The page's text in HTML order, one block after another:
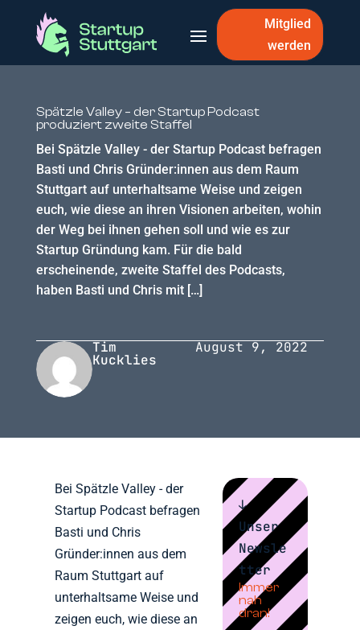
Mitglied
werden
Spätzle Valley – der Startup Podcast
produziert zweite Staffel
Bei Spätzle Valley - der Startup Podcast befragen
Basti und Chris Gründer:innen aus dem Raum
Stuttgart auf unterhaltsame Weise und zeigen
euch, wie diese an ihren Visionen arbeiten, wohin
der Weg bei ihnen gehen soll und wie es zur
Startup Gründung kam. Für die bald
erscheinende, zweite Staffel des Podcasts,
haben Basti und Chris mit […]
Tim
Kucklies
August 9, 2022
Bei Spätzle Valley - der
Startup Podcast befragen
Basti und Chris
Gründer:innen aus dem
Raum Stuttgart auf
unterhaltsame Weise und
zeigen euch, wie diese an
↓
Unser
Newsle
tter
Immer
nah
dran!